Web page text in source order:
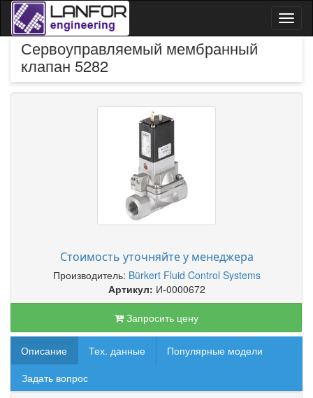
Сервоуправляемый мембранный
клапан 5282
Стоимость уточняйте у менеджера
Производитель: Bürkert Fluid Control Systems
Артикул: И-0000672
Запросить цену
Описание Тех. данные
Популярные модели
Задать вопрос